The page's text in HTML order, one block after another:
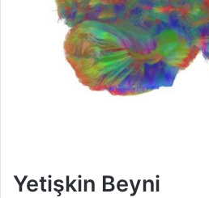
Yetişkin Beyni